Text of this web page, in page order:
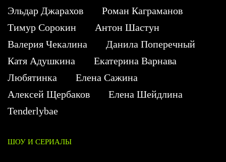
Эльдар Джарахов
Роман Каграманов
Тимур Сорокин
Антон Шастун
Валерия Чекалина
Данила Поперечный
Катя Адушкина
Екатерина Варнава
Любятинка
Елена Сажина
Алексей Щербаков
Елена Шейдлина
Tenderlybae
ШОУ И СЕРИАЛЫ